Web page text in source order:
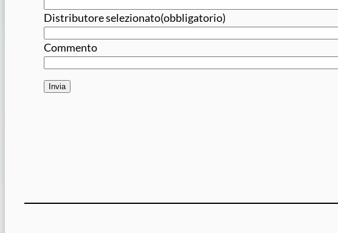
Distributore selezionato(obbligatorio)
Commento
Invia